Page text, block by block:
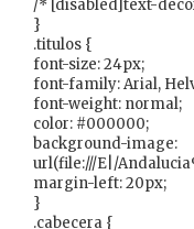
/* [disabled]text-
}
.titulos {
font-size: 24px;
font-family: Arial,
font-weight: normal;
color: #000000;
background-image:
url(file:///E|/
margin-left: 20px;
}
.cabecera {